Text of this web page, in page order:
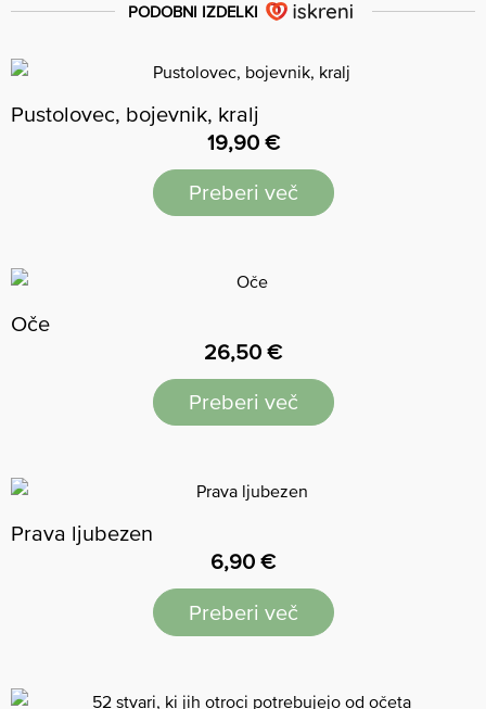
PODOBNI IZDELKI
Pustolovec, bojevnik, kralj
19,90 €
Preberi več
Oče
26,50 €
Preberi več
Prava ljubezen
6,90 €
Preberi več